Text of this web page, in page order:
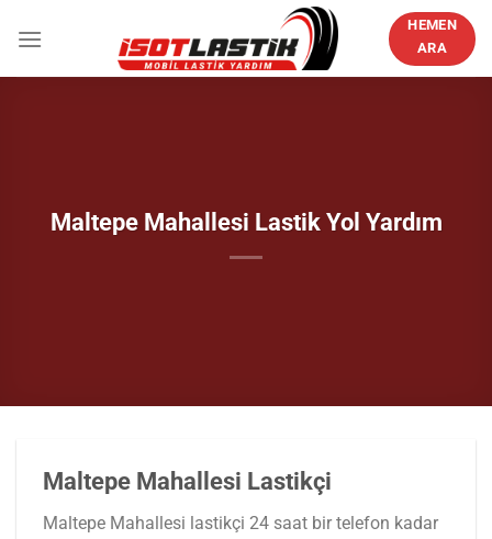
atla
HEMEN
ARA
Maltepe Mahallesi Lastik Yol Yardım
Maltepe Mahallesi Lastikçi
Maltepe Mahallesi lastikçi 24 saat bir telefon kadar